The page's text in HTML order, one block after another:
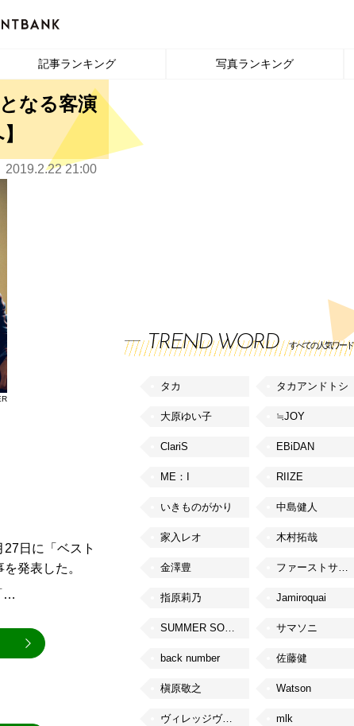
記事ランキング 写真ランキング
なる客演
2019.2.22 21:00
27日に「ベスト
発表した。
…
TREND WORD すべての人気ワード
タカ タカアンドトシ
大原ゆい子 ≒JOY
ClariS EBiDAN
ME：I RIIZE
いきものがかり 中島健人
家入レオ 木村拓哉
金澤豊 ファーストサマーウイカ
指原莉乃 Jamiroquai
SUMMER SONIC サマソニ
back number 佐藤健
槇原敬之 Watson
ヴィレッジヴァンガード mlk